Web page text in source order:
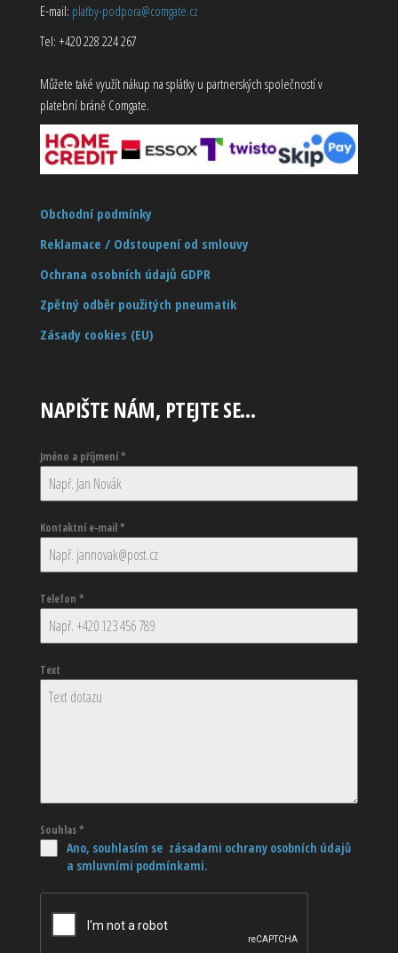
E-mail: platby-podpora@comgate.cz
Tel: +420 228 224 267
Můžete také využít nákup na splátky u partnerských společností v
platební bráně Comgate.
Obchodní podmínky
Reklamace / Odstoupení od smlouvy
Ochrana osobních údajů GDPR
Zpětný odběr použitých pneumatik
Zásady cookies (EU)
NAPIŠTE NÁM, PTEJTE SE…
Jméno a příjmení*
Kontaktní e-mail*
Telefon *
Text
Souhlas*
Ano, souhlasím se zásadami ochrany osobních údajů
a smluvními podmínkami.